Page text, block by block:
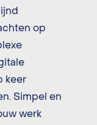
op
keer
Simpel en
werk